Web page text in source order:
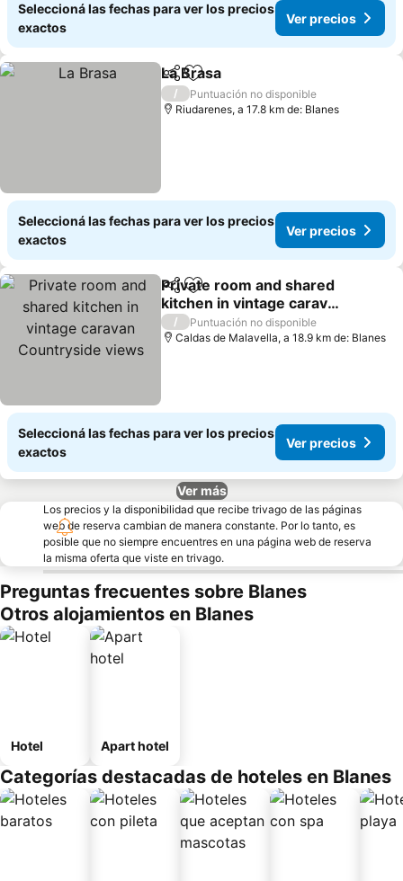
Seleccioná las fechas para ver los precios
exactos
Ver precios
CompartirAñadir a favoritos
La Brasa
/
Puntuación no disponible
Riudarenes, a 17.8 km de: Blanes
Seleccioná las fechas para ver los precios
exactos
Ver precios
CompartirAñadir a favoritos
Private room and shared
kitchen in vintage caravan
Countryside views
Ver precios
/
Puntuación no disponible
Caldas de Malavella, a 18.9 km de: Blanes
Seleccioná las fechas para ver los precios
exactos
Ver precios
Ver más
Los precios y la disponibilidad que recibe trivago de las páginas
web de reserva cambian de manera constante. Por lo tanto, es
posible que no siempre encuentres en una página web de reserva
la misma oferta que viste en trivago.
Preguntas frecuentes sobre Blanes
Otros alojamientos en Blanes
Hotel Apart hotel
Categorías destacadas de hoteles en Blanes